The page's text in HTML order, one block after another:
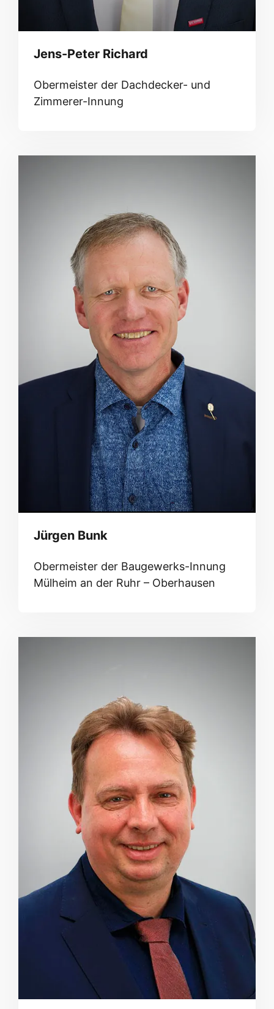
Jens-Peter Richard
Obermeister der Dachdecker- und
Zimmerer-Innung
Jürgen Bunk
Obermeister der Baugewerks-Innung
Mülheim an der Ruhr – Oberhausen